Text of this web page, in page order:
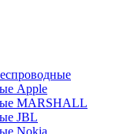
Apple
MARSHALL
JBL
Nokia